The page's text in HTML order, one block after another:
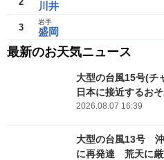
川井
3 盛岡
岩手
最新のお天気ニュース
大型の台風15号(
日本に接近するお
2026.08.07 16:39
大型の台風13号
に再発達 荒天に厳